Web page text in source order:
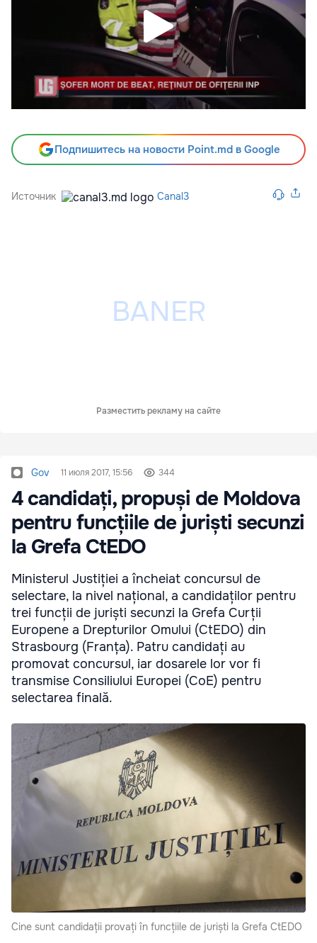
Подпишитесь на новости Point.md в Google
Источник Canal3
Разместить рекламу на сайте
Gov 11 июля 2017, 15:56 344
4 candidați, propuși de Moldova
pentru funcțiile de juriști secunzi
la Grefa CtEDO
Ministerul Justiției a încheiat concursul de
selectare, la nivel național, a candidaților pentru
trei funcții de juriști secunzi la Grefa Curții
Europene a Drepturilor Omului (CtEDO) din
Strasbourg (Franța). Patru candidați au
promovat concursul, iar dosarele lor vor fi
transmise Consiliului Europei (CoE) pentru
selectarea finală.
Cine sunt candidații provați în funcțiile de juriști la Grefa CtEDO